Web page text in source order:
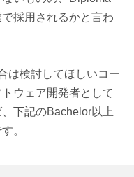
採用されるかと言わ
は検討してほしいコー
ウェア開発者として
下記のBachelor以上
。